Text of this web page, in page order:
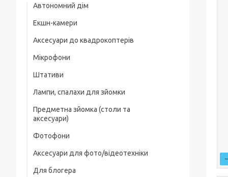
Автономний дім
Екшн-камери
Аксесуари до квадрокоптерів
Комплектуючі для квадрокоптерів
Кейси для квадрокоптерів
Фільтри, лінзи
Пропелери та захист
Зарядні пристрої
Скидання вантажу
Мікрофони
Штативи
Лампи, спалахи для зйомки
Предметна зйомка (столи та
аксесуари)
Предметні столи
Лайткуби (фотобокси)
Аксесуари для предметного знімання
Фотофони
Аксесуари для фото/відеотехніки
Фільтри, лінзи
Для блогера